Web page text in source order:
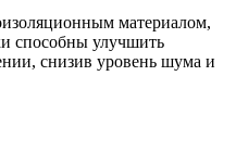
материалом,
способны улучшить
снизив уровень шума и